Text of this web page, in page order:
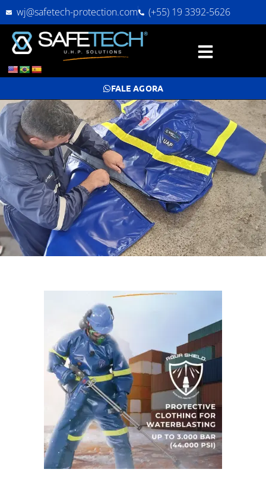
wj@safetech-protection.com (+55) 19 3392-5626
FALE AGORA